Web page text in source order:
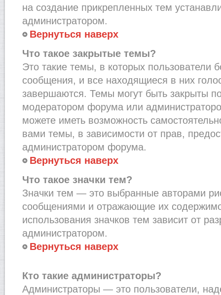
на создание прикрепленных тем
администратором.
Вернуться наверх
Что такое закрытые темы?
Это такие темы, в которых пользователи
сообщения, и все находящиеся в них
завершаются. Темы могут быть закрыты
модератором форума или
можете иметь возможность
вами темы, в зависимости от прав,
администратором форума.
Вернуться наверх
Что такое значки тем?
Значки тем — это выбранные авторами
сообщениями и отражающие их
использования значков тем зависит от
администратором.
Вернуться наверх
Кто такие администраторы?
Администраторы — это пользователи,